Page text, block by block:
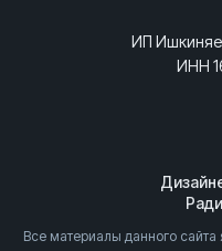
ИП
ИНН
Все материалы данного